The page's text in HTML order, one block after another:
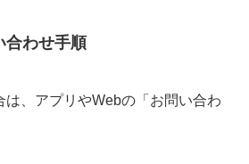
合わせ手順
は、アプリやWebの「お問い合わ